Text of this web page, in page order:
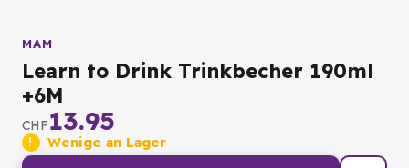
MAM
Learn to Drink Trinkbecher 190ml
+6M
CHF13.95
Wenige an Lager